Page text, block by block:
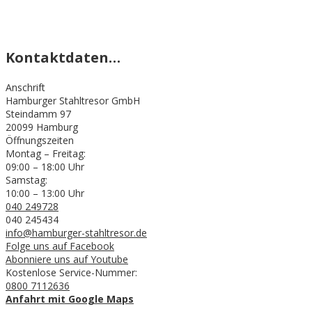
Kontaktdaten…
Anschrift
Hamburger Stahltresor GmbH
Steindamm 97
20099 Hamburg
Öffnungszeiten
Montag – Freitag:
09:00 – 18:00 Uhr
Samstag:
10:00 – 13:00 Uhr
040 249728
040 245434
info@hamburger-stahltresor.de
Folge uns auf Facebook
Abonniere uns auf Youtube
Kostenlose Service-Nummer:
0800 7112636
Anfahrt mit Google Maps